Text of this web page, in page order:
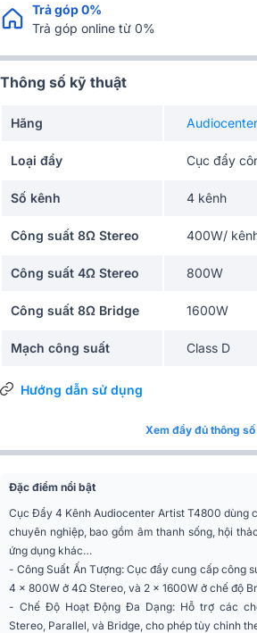
Trả góp 0%
Trả góp online từ 0%
Thông số kỹ thuật
Hãng Audiocenter
Loại đẩy Cục đẩy
Số kênh 4 kênh
Công suất 8Ω Stereo 400W/
Công suất 4Ω Stereo 800W
Công suất 8Ω Bridge 1600W
Mạch công suất Class D
Chế độ đánh
Sự kiện,
Màu sắc
Đen
Phân khúc
Cổng kết nối đầu vào 1 x 12-pin
Cổng kết nối đầu ra 2 x 4-pin
Cân bằng ≥ 20kΩ
Hướng dẫn sử dụng
Xem đầy đủ thông số
Đặc điểm nổi bật
Cục Đẩy 4 Kênh Audiocenter Artist T4800 dùng
chuyên nghiệp, bao gồm âm thanh sống, hội
ứng dụng khác…
- Công Suất Ấn Tượng: Cục đẩy cung cấp công
4 x 800W ở 4Ω Stereo, và 2 x 1600W ở chế độ
- Chế Độ Hoạt Động Đa Dạng: Hỗ trợ các
Stereo, Parallel, và Bridge, cho phép tùy chỉnh